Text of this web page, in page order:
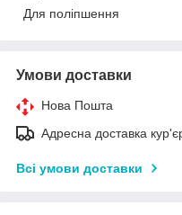
Для поліпшення
Умови доставки
Нова Пошта
Адресна доставка
Всі умови доставки